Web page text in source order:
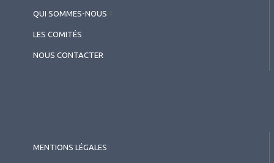
QUI SOMMES-NOUS
LES COMITÉS
NOUS CONTACTER
MENTIONS LÉGALES